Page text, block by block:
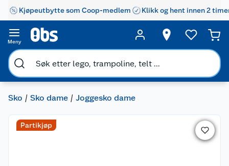
Kjøpeutbytte som Coop-medlem Klikk og hent innen 2
Meny
Sko Sko dame Joggesko dame
Partikjøp